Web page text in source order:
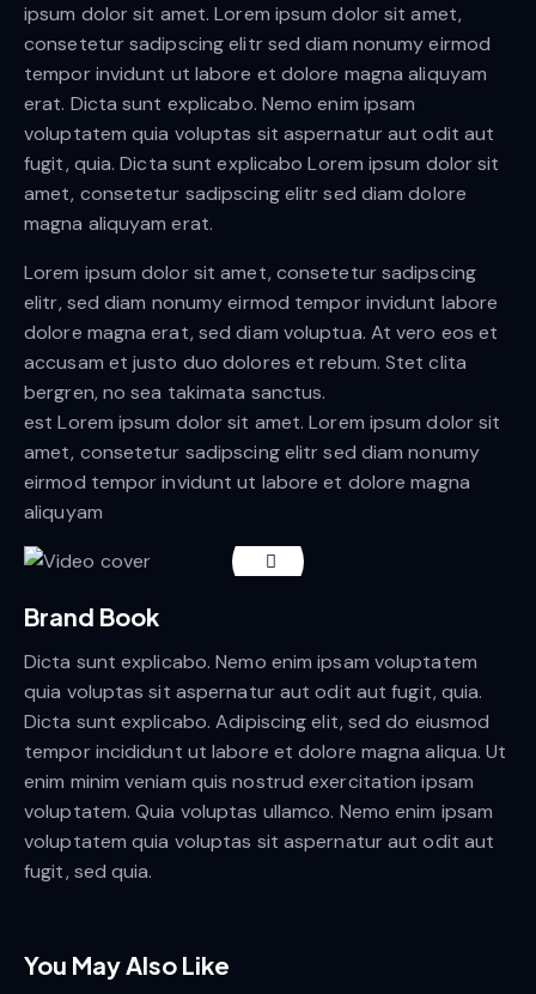
ipsum dolor sit amet. Lorem ipsum dolor sit amet,
consetetur sadipscing elitr sed diam nonumy eirmod
tempor invidunt ut labore et dolore magna aliquyam
erat. Dicta sunt explicabo. Nemo enim ipsam
voluptatem quia voluptas sit aspernatur aut odit aut
fugit, quia. Dicta sunt explicabo Lorem ipsum dolor sit
amet, consetetur sadipscing elitr sed diam dolore
magna aliquyam erat.
Lorem ipsum dolor sit amet, consetetur sadipscing
elitr, sed diam nonumy eirmod tempor invidunt labore
dolore magna erat, sed diam voluptua. At vero eos et
accusam et justo duo dolores et rebum. Stet clita
bergren, no sea takimata sanctus.
est Lorem ipsum dolor sit amet. Lorem ipsum dolor sit
amet, consetetur sadipscing elitr sed diam nonumy
eirmod tempor invidunt ut labore et dolore magna
aliquyam
Brand Book
Dicta sunt explicabo. Nemo enim ipsam voluptatem
quia voluptas sit aspernatur aut odit aut fugit, quia.
Dicta sunt explicabo. Adipiscing elit, sed do eiusmod
tempor incididunt ut labore et dolore magna aliqua. Ut
enim minim veniam quis nostrud exercitation ipsam
voluptatem. Quia voluptas ullamco. Nemo enim ipsam
voluptatem quia voluptas sit aspernatur aut odit aut
fugit, sed quia.
You May Also Like